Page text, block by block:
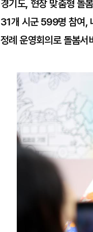
경기도, 현장 맞춤형 돌
31개 시군 599명 참여,
정례 운영회의로 돌봄서